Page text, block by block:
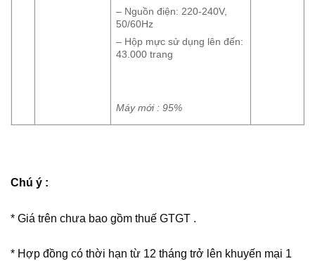
– Nguồn điện: 220-240V,
50/60Hz
– Hộp mực sử dụng lên đến:
43.000 trang
Máy mới : 95%
Chú ý :
* Giá trên chưa bao gồm thuế GTGT .
* Hợp đồng có thời hạn từ 12 tháng trở lên khuyến mại 1